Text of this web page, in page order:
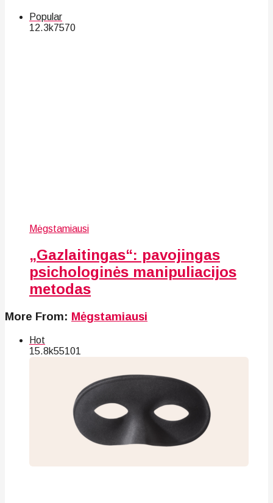
Popular
12.3k7570
Mėgstamiausi
„Gazlaitingas“: pavojingas
psichologinės manipuliacijos
metodas
More From: Mėgstamiausi
Hot
15.8k55101